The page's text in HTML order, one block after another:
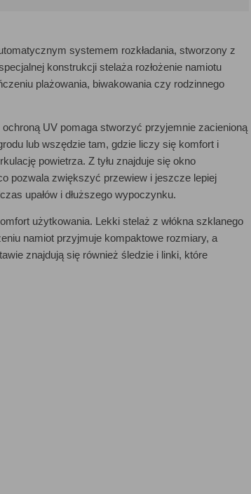
systemem rozkładania, stworzony z
konstrukcji stelaża rozłożenie namiotu
plażowania, biwakowania czy rodzinnego
UV pomaga stworzyć przyjemnie zacienioną
lub wszędzie tam, gdzie liczy się komfort i
powietrza. Z tyłu znajduje się okno
pozwala zwiększyć przewiew i jeszcze lepiej
upałów i dłuższego wypoczynku.
użytkowania. Lekki stelaż z włókna szklanego
namiot przyjmuje kompaktowe rozmiary, a
znajdują się również śledzie i linki, które